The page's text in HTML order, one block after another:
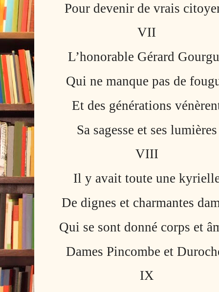
Pour devenir de vrais
VII
L’honorable Gérard
Qui ne manque pas de
Et des générations
Sa sagesse et ses lumières
VIII
Il y avait toute une
De dignes et charmantes
Qui se sont donné corps et
Dames Pincombe et
IX